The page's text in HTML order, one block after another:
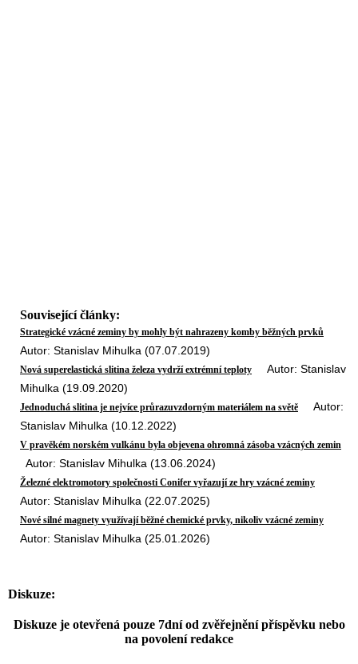
Související články:
Strategické vzácné zeminy by mohly být nahrazeny komby běžných prvků
Autor: Stanislav Mihulka (07.07.2019)
Nová superelastická slitina železa vydrží extrémní teploty Autor: Stanislav
Mihulka (19.09.2020)
Jednoduchá slitina je nejvíce průrazuvzdorným materiálem na světě Autor:
Stanislav Mihulka (10.12.2022)
V pravěkém norském vulkánu byla objevena ohromná zásoba vzácných zemin
Autor: Stanislav Mihulka (13.06.2024)
Železné elektromotory společnosti Conifer vyřazují ze hry vzácné zeminy
Autor: Stanislav Mihulka (22.07.2025)
Nové silné magnety využívají běžné chemické prvky, nikoliv vzácné zeminy
Autor: Stanislav Mihulka (25.01.2026)
Diskuze:
Diskuze je otevřená pouze 7dní od zvěřejnění příspěvku nebo
na povolení redakce